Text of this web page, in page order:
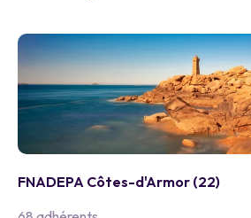
FNADEPA Côtes-d'Armor (22)